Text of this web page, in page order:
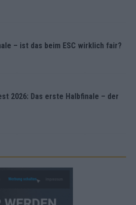
– ist das beim ESC wirklich fair?
2026: Das erste Halbfinale – der